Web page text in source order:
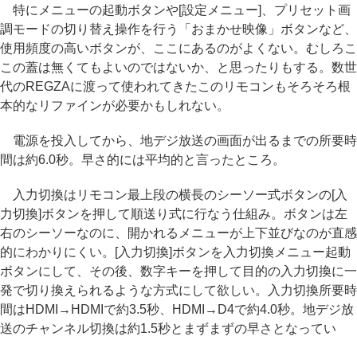
特にメニューの起動ボタンや[設定メニュー]、プリセット画
調モードの切り替え操作を行う「おまかせ映像」ボタンなど、
使用頻度の高いボタンが、ここにあるのがよくない。むしろこ
この蓋は無くてもよいのではないか、と思ったりもする。数世
代のREGZAに渡って使われてきたこのリモコンもそろそろ根
本的なリファインが必要かもしれない。
電源を投入してから、地デジ放送の画面が出るまでの所要時
間は約6.0秒。早さ的には平均的と言ったところ。
入力切換はリモコン最上段の横長のシーソー式ボタンの[入
力切換]ボタンを押して順送り式に行なう仕組み。ボタンは左
右のシーソーなのに、開かれるメニューが上下並びなのが直感
的にわかりにくい。[入力切換]ボタンを入力切換メニュー起動
ボタンにして、その後、数字キーを押して目的の入力切換に一
発で切り換えられるような方式にして欲しい。入力切換所要時
間はHDMI→HDMIで約3.5秒、HDMI→D4で約4.0秒。地デジ放
送のチャンネル切換は約1.5秒とまずまずの早さとなってい